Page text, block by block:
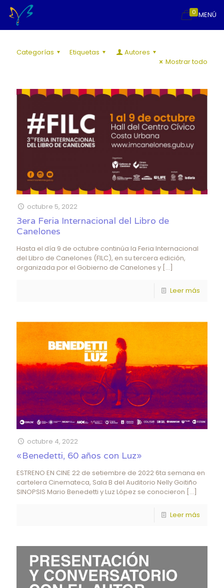
MENÚ
0
Categorías Etiquetas
Autores
Mostrar todo
octubre 5, 2022
3era Feria Internacional del Libro de
Canelones
Hasta el día 9 de octubre continúa la Feria Internacional
del Libro de Canelones (FILC), en su tercera edición,
organizada por el Gobierno de Canelones y […]
Leer más
octubre 4, 2022
«Benedetti, 60 años con Luz»
ESTRENO EN CINE 22 de setiembre de 2022 6ta semana en
cartelera Cinemateca, Sala B del Auditorio Nelly Goitiño
SINOPSIS Mario Benedetti y Luz López se conocieron […]
Leer más